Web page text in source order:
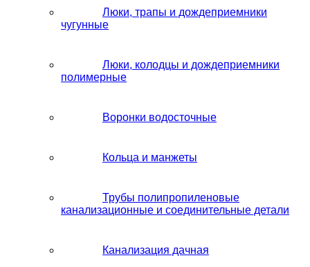
Люки, трапы и дождеприемники
чугунные
Люки, колодцы и дождеприемники
полимерные
Воронки водосточные
Кольца и манжеты
Трубы полипропиленовые
канализационные и соединительные детали
Канализация дачная